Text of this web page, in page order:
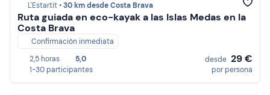
L'Estartit •30 km desde Costa Brava
Ruta guiada en eco-kayak a las Islas Medas en la
Costa Brava
Confirmación inmediata
2,5 horas
5,0
1-30 participantes
desde 29 €
por persona